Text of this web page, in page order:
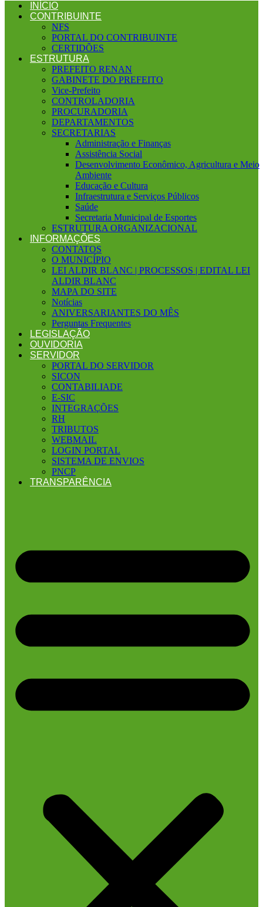
INÍCIO
CONTRIBUINTE
NFS
PORTAL DO CONTRIBUINTE
CERTIDÕES
ESTRUTURA
PREFEITO RENAN
GABINETE DO PREFEITO
Vice-Prefeito
CONTROLADORIA
PROCURADORIA
DEPARTAMENTOS
SECRETARIAS
Administração e Finanças
Assistência Social
Desenvolvimento Econômico, Agricultura e Meio
Ambiente
Educação e Cultura
Infraestrutura e Serviços Públicos
Saúde
Secretaria Municipal de Esportes
ESTRUTURA ORGANIZACIONAL
INFORMAÇÕES
CONTATOS
O MUNICÍPIO
LEI ALDIR BLANC | PROCESSOS | EDITAL LEI
ALDIR BLANC
MAPA DO SITE
Notícias
ANIVERSARIANTES DO MÊS
Perguntas Frequentes
LEGISLAÇÃO
OUVIDORIA
SERVIDOR
PORTAL DO SERVIDOR
SICON
CONTABILIADE
E-SIC
INTEGRAÇÕES
RH
TRIBUTOS
WEBMAIL
LOGIN PORTAL
SISTEMA DE ENVIOS
PNCP
TRANSPARÊNCIA